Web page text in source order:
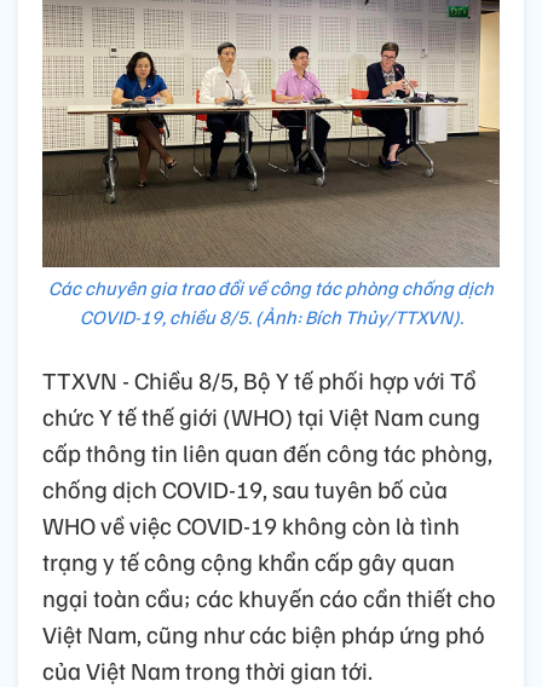
Các chuyên gia trao đổi về công tác phòng chống dịch
COVID-19, chiều 8/5. (Ảnh: Bích Thủy/TTXVN).
TTXVN - Chiều 8/5, Bộ Y tế phối hợp với Tổ
chức Y tế thế giới (WHO) tại Việt Nam cung
cấp thông tin liên quan đến công tác phòng,
chống dịch COVID-19, sau tuyên bố của
WHO về việc COVID-19 không còn là tình
trạng y tế công cộng khẩn cấp gây quan
ngại toàn cầu; các khuyến cáo cần thiết cho
Việt Nam, cũng như các biện pháp ứng phó
của Việt Nam trong thời gian tới.